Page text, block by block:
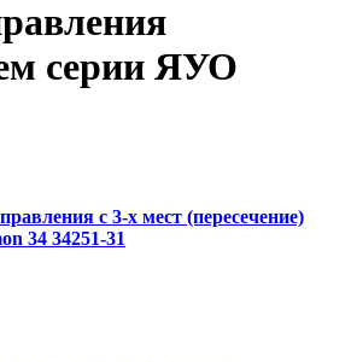
серии ЯУО
с 3-х мест (пересечение)
34 34251-31